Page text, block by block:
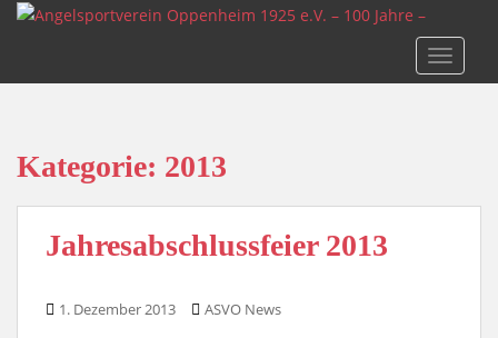
p
Kategorie: 2013
Jahresabschlussfeier 2013
1. Dezember 2013 ASVO News